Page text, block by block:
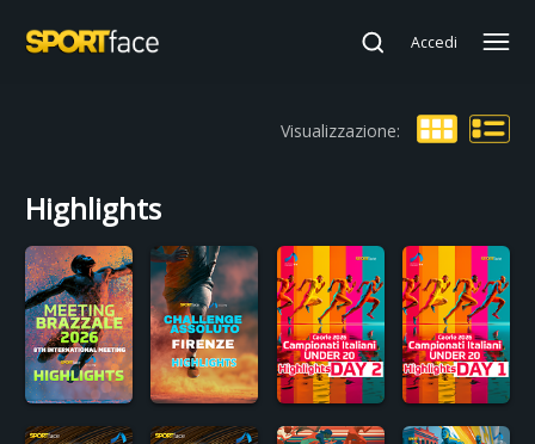
Accedi
Visualizzazione:
Highlights